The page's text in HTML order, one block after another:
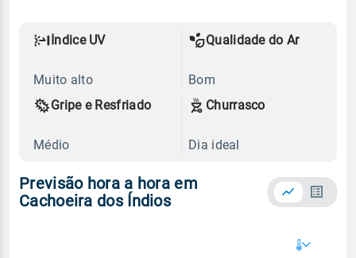
Índice UV
Muito alto
Qualidade do Ar
Bom
Gripe e Resfriado
Médio
Churrasco
Dia ideal
Previsão hora a hora em
Cachoeira dos Índios